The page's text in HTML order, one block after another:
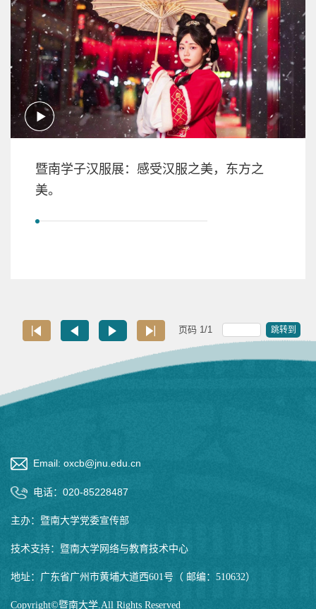
暨南学子汉服展：感受汉服之美，东方之
美。
页码 1/1 跳转到
Email: oxcb@jnu.edu.cn
电话：020-85228487
主办：暨南大学党委宣传部
技术支持：暨南大学网络与教育技术中心
地址：广东省广州市黄埔大道西601号（ 邮编：510632）
Copyright©暨南大学.All Rights Reserved